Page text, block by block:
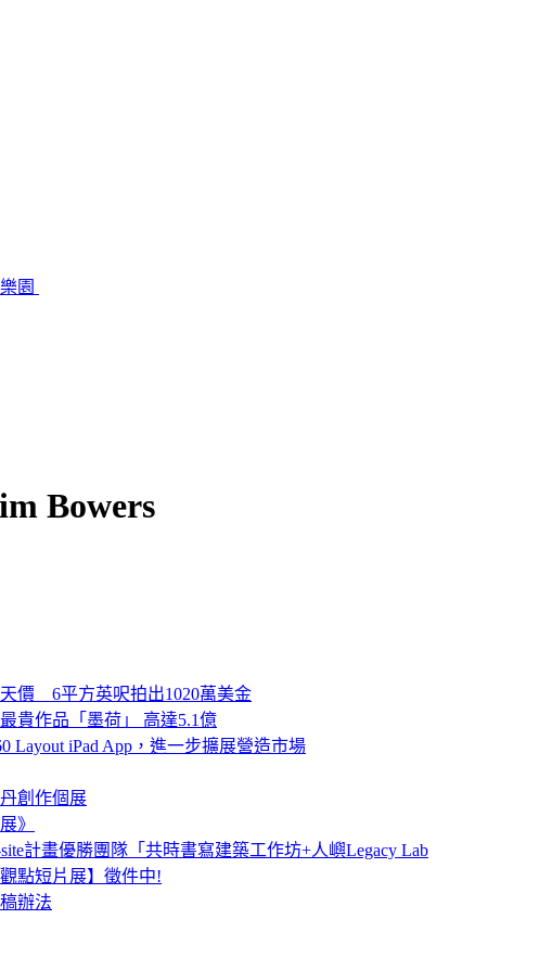
園
Bowers
價 6平方英呎拍出1020萬美金
貴作品「墨荷」 高達5.1億
Layout iPad App，進一步擴展營造市場
創作個展
》
計畫優勝團隊「共時書寫建築工作坊+人嶼Legacy Lab
點短片展】徵件中!
辦法